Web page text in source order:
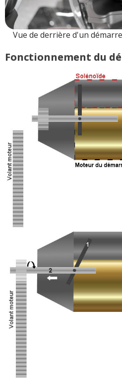
Vue de derrière d'un
Fonctionnement du